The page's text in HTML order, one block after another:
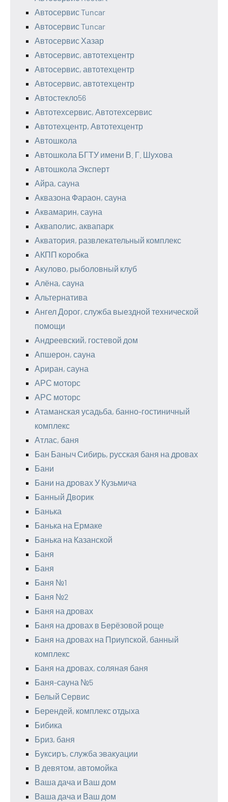
Автосервис Tuncar
Автосервис Tuncar
Автосервис Хазар
Автосервис, автотехцентр
Автосервис, автотехцентр
Автосервис, автотехцентр
Автостекло56
Автотехсервис, Автотехсервис
Автотехцентр, Автотехцентр
Автошкола
Автошкола БГТУ имени В. Г. Шухова
Автошкола Эксперт
Айра, сауна
Аквазона Фараон, сауна
Аквамарин, сауна
Акваполис, аквапарк
Акватория, развлекательный комплекс
АКПП коробка
Акулово, рыболовный клуб
Алёна, сауна
Альтернатива
Ангел Дорог, служба выездной технической
помощи
Андреевский, гостевой дом
Апшерон, сауна
Ариран, сауна
АРС моторс
АРС моторс
Атаманская усадьба, банно-гостиничный
комплекс
Атлас, баня
Бан Баныч Сибирь, русская баня на дровах
Бани
Бани на дровах У Кузьмича
Банный Дворик
Банька
Банька на Ермаке
Банька на Казанской
Баня
Баня
Баня №1
Баня №2
Баня на дровах
Баня на дровах в Берёзовой роще
Баня на дровах на Приупской, банный
комплекс
Баня на дровах, соляная баня
Баня-сауна №5
Белый Сервис
Берендей, комплекс отдыха
Бибика
Бриз, баня
Буксиръ, служба эвакуации
В девятом, автомойка
Ваша дача и Ваш дом
Ваша дача и Ваш дом